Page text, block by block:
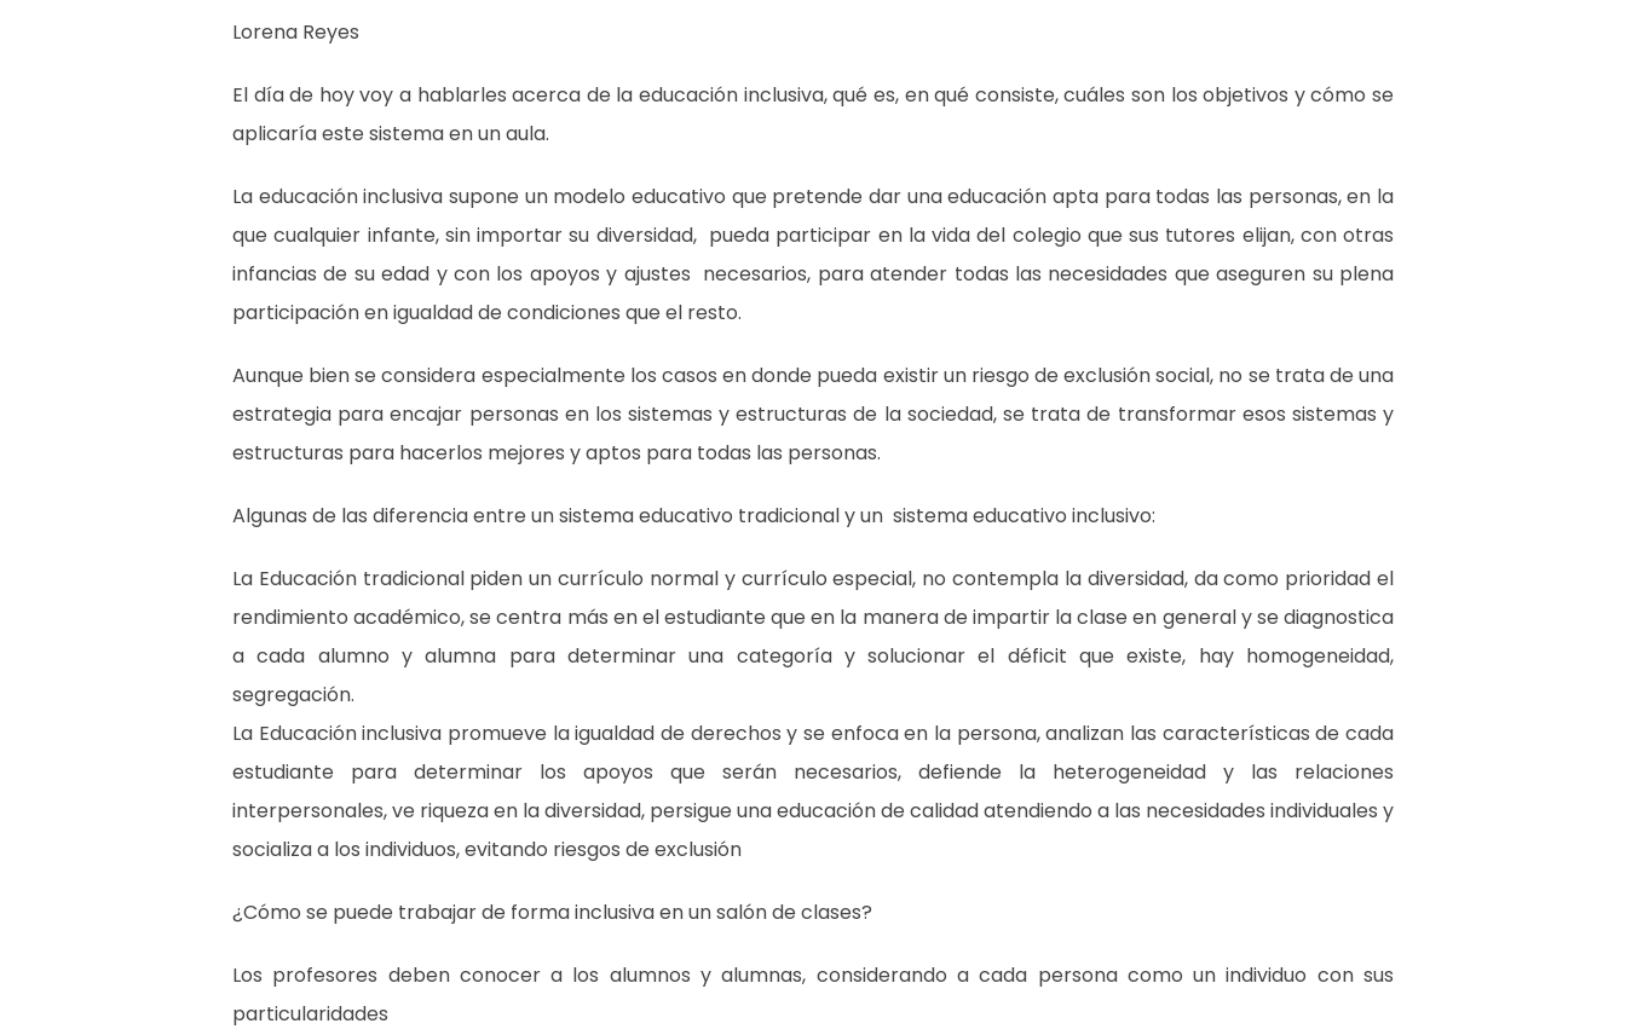
Lorena Reyes
El día de hoy voy a hablarles acerca de la educación inclusiva, qué es, en qué consiste, cuáles son los objetivos y cómo se
aplicaría este sistema en un aula.
La educación inclusiva supone un modelo educativo que pretende dar una educación apta para todas las personas, en la
que cualquier infante, sin importar su diversidad, pueda participar en la vida del colegio que sus tutores elijan, con otras
infancias de su edad y con los apoyos y ajustes necesarios, para atender todas las necesidades que aseguren su plena
participación en igualdad de condiciones que el resto.
Aunque bien se considera especialmente los casos en donde pueda existir un riesgo de exclusión social, no se trata de una
estrategia para encajar personas en los sistemas y estructuras de la sociedad, se trata de transformar esos sistemas y
estructuras para hacerlos mejores y aptos para todas las personas.
Algunas de las diferencia entre un sistema educativo tradicional y un sistema educativo inclusivo:
La Educación tradicional piden un currículo normal y currículo especial, no contempla la diversidad, da como prioridad el
rendimiento académico, se centra más en el estudiante que en la manera de impartir la clase en general y se diagnostica
a cada alumno y alumna para determinar una categoría y solucionar el déficit que existe, hay homogeneidad,
segregación.
La Educación inclusiva promueve la igualdad de derechos y se enfoca en la persona, analizan las características de cada
estudiante para determinar los apoyos que serán necesarios, defiende la heterogeneidad y las relaciones
interpersonales, ve riqueza en la diversidad, persigue una educación de calidad atendiendo a las necesidades individuales y
socializa a los individuos, evitando riesgos de exclusión
¿Cómo se puede trabajar de forma inclusiva en un salón de clases?
Los profesores deben conocer a los alumnos y alumnas, considerando a cada persona como un individuo con sus
particularidades